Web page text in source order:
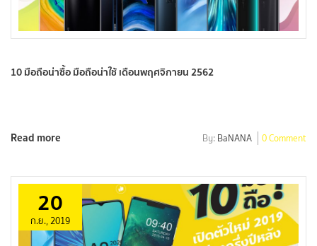
10 มือถือน่าซื้อ มือถือน่าใช้ เดือนพฤศจิกายน 2562
Read more By: BaNANA 0 Comment
20
ก.ย., 2019